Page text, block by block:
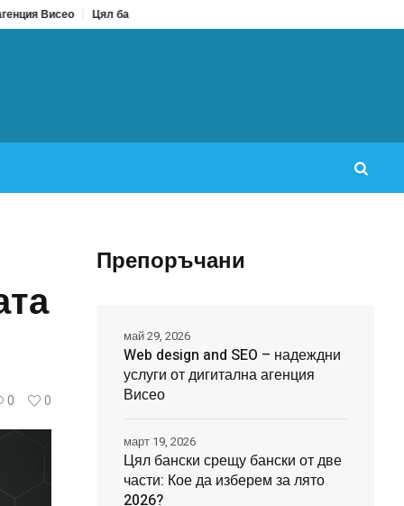
Цял бански срещу бански от две части: Кое да изберем за лято 2026?
0 0
Препоръчани
Web design and SEO – надеждни
услуги от дигитална агенция
Висео
май 29, 2026
Цял бански срещу бански от две
части: Кое да изберем за лято
2026?
март 19, 2026